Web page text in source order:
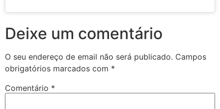
Deixe um comentário
O seu endereço de email não será publicado. Campos
obrigatórios marcados com *
Comentário *